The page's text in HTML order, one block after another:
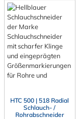
HTC 500 | 518 Radial
Schlauch- /
Rohrabschneider